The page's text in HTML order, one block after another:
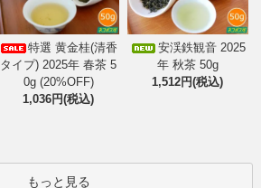
特選 黄金桂(清香
タイプ) 2025年 春茶 5
0g (20%OFF)
1,036円(税込)
安渓鉄観音 2025
年 秋茶 50g
1,512円(税込)
もっと見る